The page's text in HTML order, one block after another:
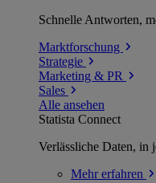
Schnelle Antworten,
Marktforschung
Strategie
Marketing & PR
Sales
Alle ansehen
Statista Connect
Verlässliche Daten, in
Mehrerfahren